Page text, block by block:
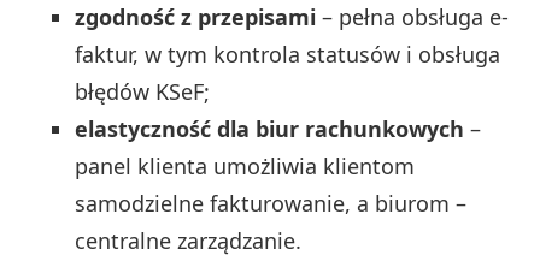
zgodność z przepisami – pełna obsługa e-
faktur, w tym kontrola statusów i obsługa
błędów KSeF;
elastyczność dla biur rachunkowych –
panel klienta umożliwia klientom
samodzielne fakturowanie, a biurom –
centralne zarządzanie.